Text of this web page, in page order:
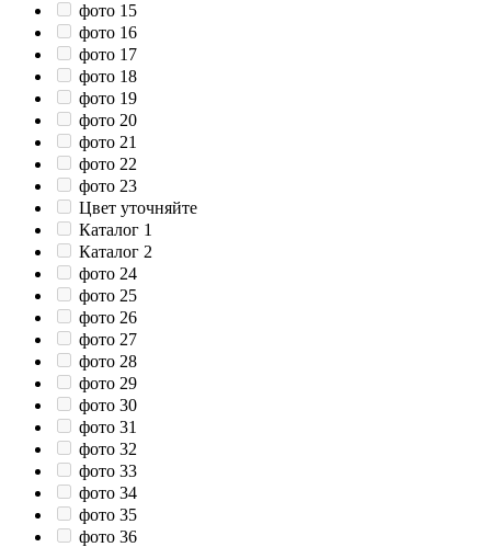
фото 15
фото 16
фото 17
фото 18
фото 19
фото 20
фото 21
фото 22
фото 23
Цвет уточняйте
Каталог 1
Каталог 2
фото 24
фото 25
фото 26
фото 27
фото 28
фото 29
фото 30
фото 31
фото 32
фото 33
фото 34
фото 35
фото 36